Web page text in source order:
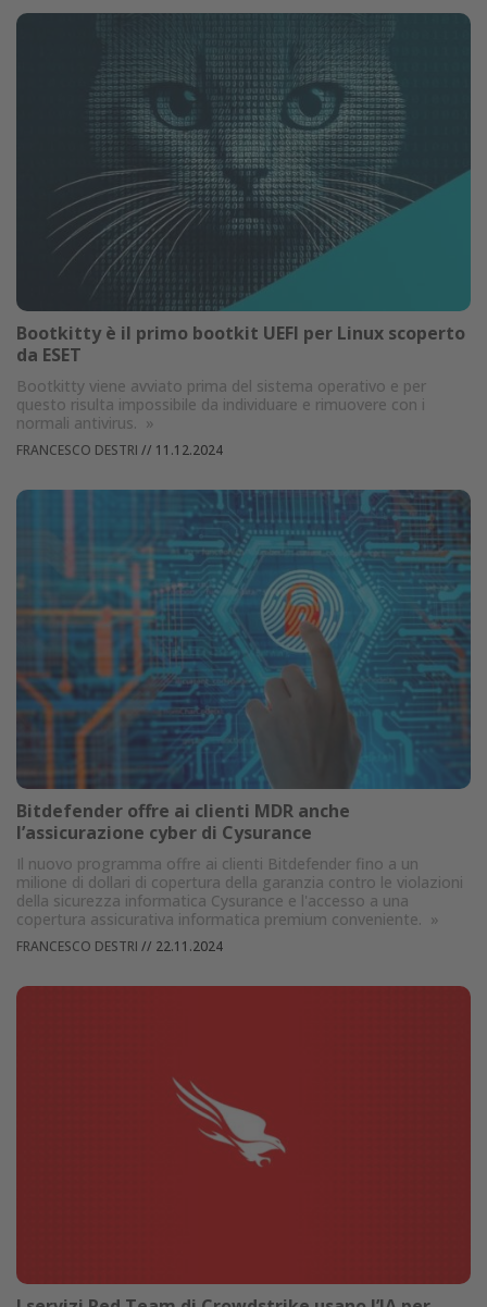
Bootkitty è il primo bootkit UEFI per Linux scoperto
da ESET
Bootkitty viene avviato prima del sistema operativo e per
questo risulta impossibile da individuare e rimuovere con i
normali antivirus. »
FRANCESCO DESTRI // 11.12.2024
Bitdefender offre ai clienti MDR anche
l’assicurazione cyber di Cysurance
Il nuovo programma offre ai clienti Bitdefender fino a un
milione di dollari di copertura della garanzia contro le violazioni
della sicurezza informatica Cysurance e l'accesso a una
copertura assicurativa informatica premium conveniente. »
FRANCESCO DESTRI // 22.11.2024